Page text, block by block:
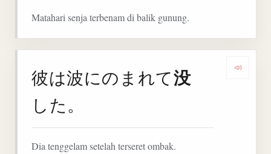
Matahari senja terbenam di balik gunung.
彼は波にのまれて没
した。
Dia tenggelam setelah terseret ombak.